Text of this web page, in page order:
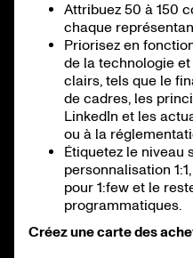
Attribuez 50 à 150
chaque
Priorisez en
de la technologie
clairs, tels que le
de cadres, les
LinkedIn et les
ou à la
Étiquetez le niveau
personnalisation
pour 1:few et le
programmatiques.
Créez une carte des